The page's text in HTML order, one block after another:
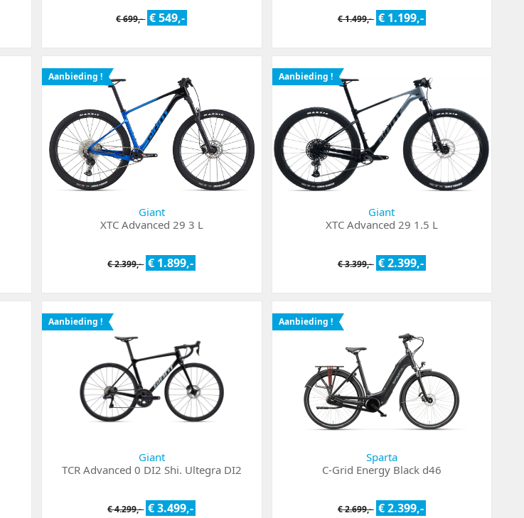
€ 699,- € 549,- € 1.499,- € 1.199,-
Giant
XTC Advanced 29 3 L
€ 2.399,- € 1.899,-
Aanbieding !
Giant
XTC Advanced 29 1.5 L
€ 3.399,- € 2.399,-
Aanbieding !
Giant
TCR Advanced 0 DI2 Shi. Ultegra DI2
€ 4.299,- € 3.499,-
Aanbieding !
Sparta
C-Grid Energy Black d46
€ 2.699,- € 2.399,-
Aanbieding !